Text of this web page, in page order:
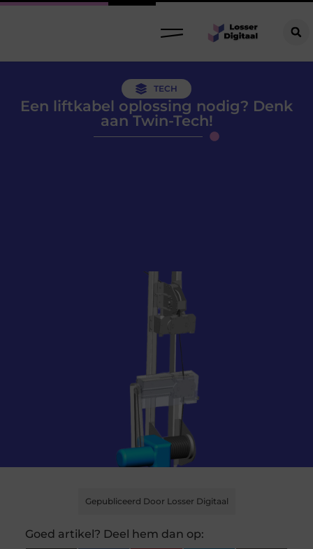
TECH
Een liftkabel oplossing nodig? Denk
aan Twin-Tech!
Gepubliceerd Door Losser Digitaal
Goed artikel? Deel hem dan op: